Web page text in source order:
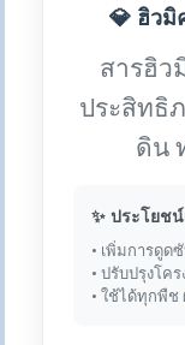
💎 ฮิวมิ
สารฮิว
ประสิทธิ
ดิน
✨ ประโยช
• เพิ่มการดูด
• ปรับปรุงโค
• ใช้ได้ทุกพื